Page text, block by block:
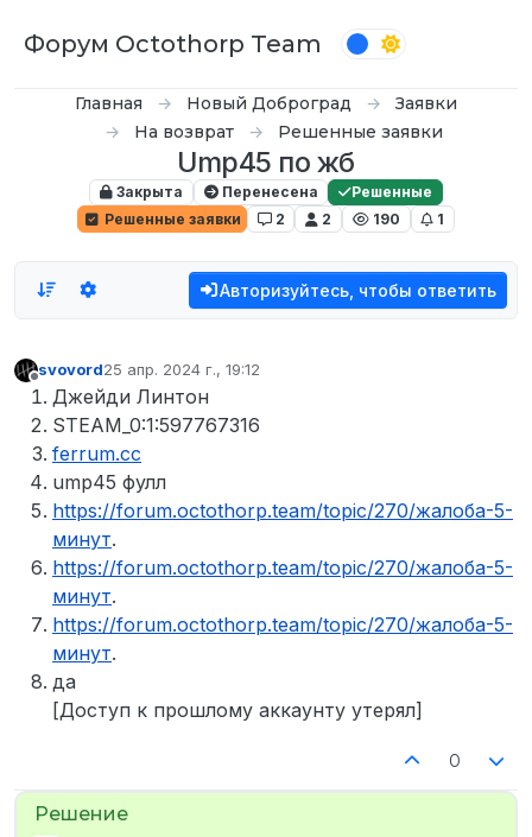
Форум Octothorp Team
Главная Новый Доброград
Заявки
На возврат
Решенные заявки
Ump45 по жб
Закрыта Перенесена
Решенные
Решенные заявки
2 2 190 1
Авторизуйтесь, чтобы ответить
Не в сети
svovord25 апр. 2024 г., 19:12
отредактировано
Джейди Линтон
STEAM_0:1:597767316
ferrum.cc
ump45 фулл
https://forum.octothorp.team/topic/270/жалоба-5-
минут.
https://forum.octothorp.team/topic/270/жалоба-5-
минут.
https://forum.octothorp.team/topic/270/жалоба-5-
минут.
да
[Доступ к прошлому аккаунту утерял]
0